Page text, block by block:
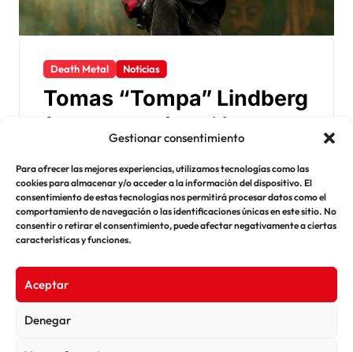
Gestionar consentimiento
Para ofrecer las mejores experiencias, utilizamos tecnologías como las
cookies para almacenar y/o acceder a la información del dispositivo. El
consentimiento de estas tecnologías nos permitirá procesar datos como el
comportamiento de navegación o las identificaciones únicas en este sitio. No
consentir o retirar el consentimiento, puede afectar negativamente a ciertas
características y funciones.
Aceptar
Denegar
Death Metal Noticias
Tomas “Tompa” Lindberg
(1972–2025): adiós a una
de Gotemburgo
Tomas Lindberg, voz de At The Gates y
referente del melodic death metal, muere a los
52 años tras luchar…